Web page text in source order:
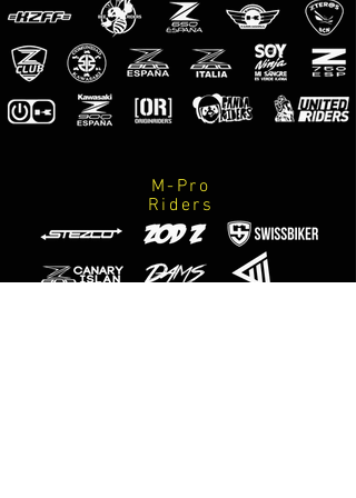
motocicleta consiguiendo un ajuste
perfecto tanto en montaje como en
acabados.
M-Pro
Riders